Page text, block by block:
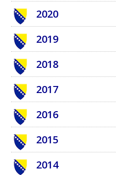
2020
2019
2018
2017
2016
2015
2014